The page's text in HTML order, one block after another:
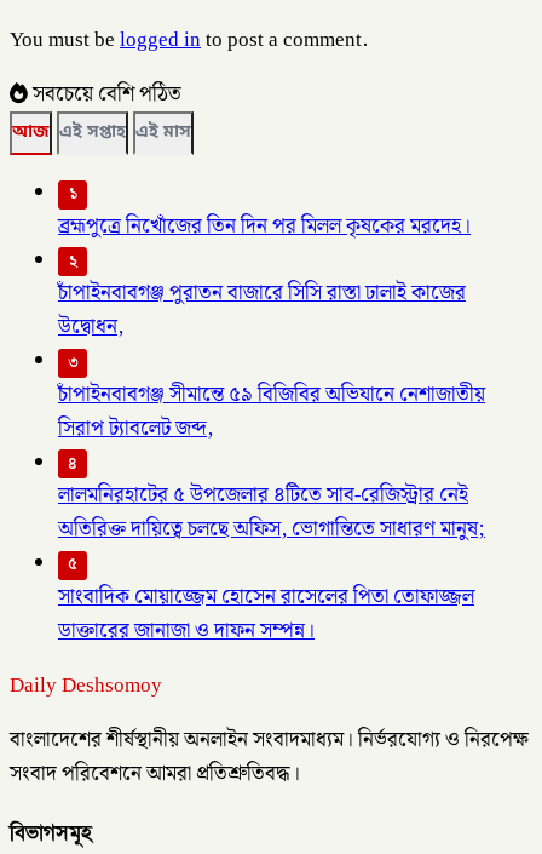
You must belogged into post a comment.
সবচেয়ে বেশি পঠিত
আজ এই সপ্তাহ এই মাস
১
ব্রহ্মপুত্রে নিখোঁজের তিন দিন পর মিলল কৃষকের মরদেহ।
২
চাঁপাইনবাবগঞ্জ পুরাতন বাজারে সিসি রাস্তা ঢালাই কাজের
উদ্বোধন,
৩
চাঁপাইনবাবগঞ্জ সীমান্তে ৫৯ বিজিবির অভিযানে নেশাজাতীয়
সিরাপ ট্যাবলেট জব্দ,
৪
লালমনিরহাটের ৫ উপজেলার ৪টিতে সাব-রেজিস্ট্রার নেই
অতিরিক্ত দায়িত্বে চলছে অফিস, ভোগান্তিতে সাধারণ মানুষ;
৫
সাংবাদিক মোয়াজ্জেম হোসেন রাসেলের পিতা তোফাজ্জল
ডাক্তারের জানাজা ও দাফন সম্পন্ন।
Daily Deshsomoy
বাংলাদেশের শীর্ষস্থানীয় অনলাইন সংবাদমাধ্যম। নির্ভরযোগ্য ও নিরপেক্ষ
সংবাদ পরিবেশনে আমরা প্রতিশ্রুতিবদ্ধ।
বিভাগসমূহ